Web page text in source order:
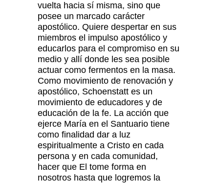
vuelta hacia sí misma, sino que
posee un marcado carácter
apostólico. Quiere despertar en sus
miembros el impulso apos­tólico y
educarlos para el compromiso en su
medio y allí donde les sea posible
actuar como fermentos en la masa.
Como movimiento de renovación y
apostólico, Schoenstatt es un
movimiento de educadores y de
educación de la fe. La acción que
ejerce María en el Santuario tiene
como finalidad dar a luz
espiritualmente a Cristo en cada
persona y en cada comunidad,
hacer que El tome forma en
nosotros hasta que logremos la